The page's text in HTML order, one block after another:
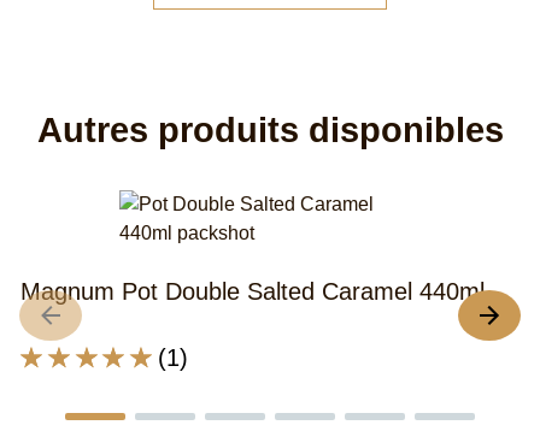
Autres produits disponibles
Magnum Pot Double Salted Caramel 440ml
La
(1)